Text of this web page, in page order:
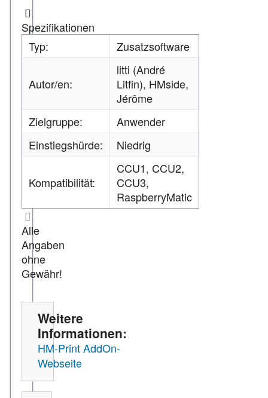
Spezifikationen
Typ:
Zusatzsoftware
Autor/en:
litti (André
Litfin), HMside,
Jérôme
Zielgruppe:
Anwender
Einstiegshürde:
Niedrig
Kompatibilität:
CCU1, CCU2,
CCU3,
RaspberryMatic
Alle
Angaben
ohne
Gewähr!
Weitere
Informationen:
HM-Print AddOn-
Webseite